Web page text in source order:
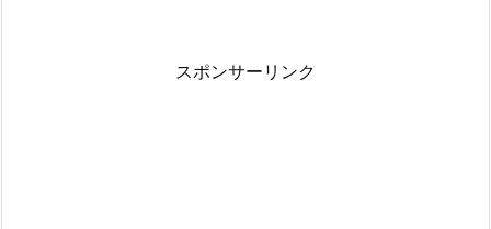
スポンサーリンク